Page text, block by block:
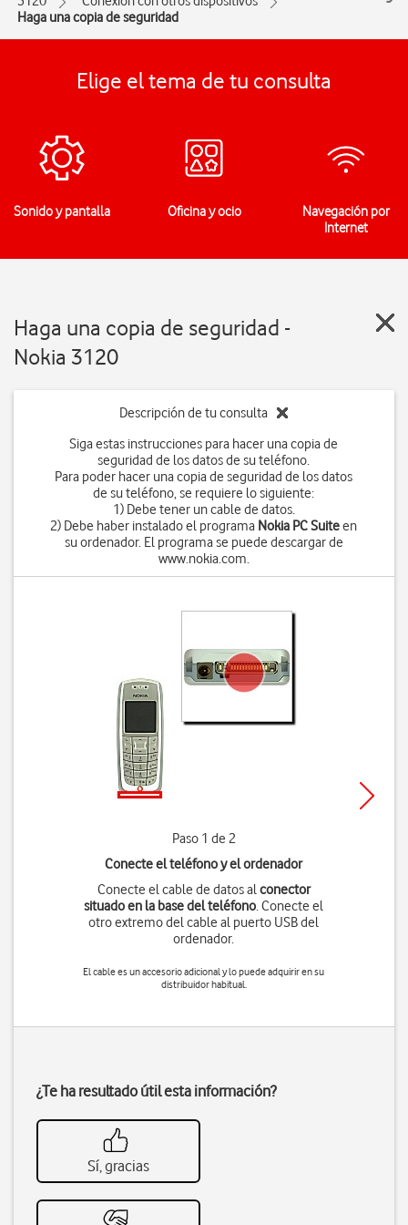
Haga una copia de seguridad
Elige el tema de tu consulta
Sonido y pantalla Oficina y ocio
Navegación por
Internet
Haga una copia de seguridad -
Nokia 3120
Descripción de tu consulta
Siga estas instrucciones para hacer una copia de
seguridad de los datos de su teléfono.
Para poder hacer una copia de seguridad de los datos
de su teléfono, se requiere lo siguiente:
1) Debe tener un cable de datos.
2) Debe haber instalado el programa Nokia PC Suiteen
su ordenador. El programa se puede descargar de
www.nokia.com.
Paso 1 de 2
Conecte el teléfono y el ordenador
Conecte el cable de datos alconector
situado en la base del teléfono. Conecte el
otro extremo del cable al puerto USB del
ordenador.
El cable es un accesorio adicional y lo puede adquirir en su
distribuidor habitual.
¿Te ha resultado útil esta información?
Sí, gracias